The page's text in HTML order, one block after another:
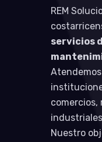
REM
servicios
comercios,
Nuestro